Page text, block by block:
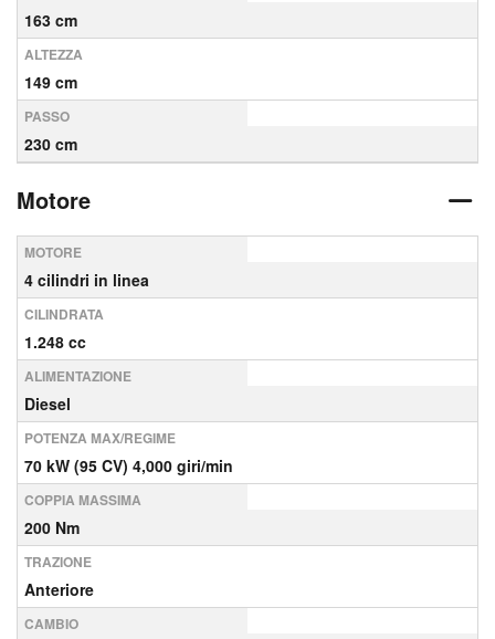
163 cm
ALTEZZA
149 cm
PASSO
230 cm
Motore
MOTORE
4 cilindri in linea
CILINDRATA
1.248 cc
ALIMENTAZIONE
Diesel
POTENZA MAX/REGIME
70 kW (95 CV) 4,000 giri/min
COPPIA MASSIMA
200 Nm
TRAZIONE
Anteriore
CAMBIO